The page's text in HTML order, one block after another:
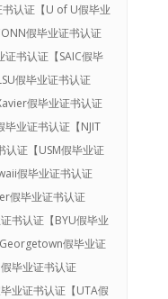
书认证【U of U假毕业
假毕业证书认证
证书认证【SAIC假毕
假毕业证书认证
假毕业证书认证
毕业证书认证【NJIT
认证【USM假毕业证
假毕业证书认证
假毕业证书认证
书认证【BYU假毕业
假毕业证
毕业证书认证
业证书认证【UTA假